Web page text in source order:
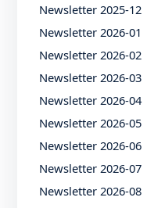
Newsletter 2025-12
Newsletter 2026-01
Newsletter 2026-02
Newsletter 2026-03
Newsletter 2026-04
Newsletter 2026-05
Newsletter 2026-06
Newsletter 2026-07
Newsletter 2026-08